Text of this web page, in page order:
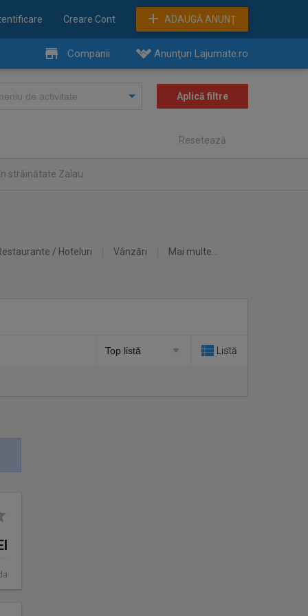
Creare Cont ADAUGĂ ANUNŢ
Companii Anunţuri Lajumate.ro
Resetează
străinătate Zalau
/ Hoteluri Vânzări Mai multe...
Listă